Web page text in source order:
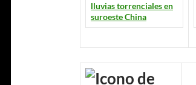
lluvias torrenciales en
suroeste China